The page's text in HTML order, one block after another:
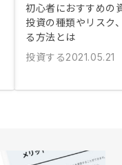
初心者におすすめの
投資の種類やリスク
る方法とは
投資する2021.05.21